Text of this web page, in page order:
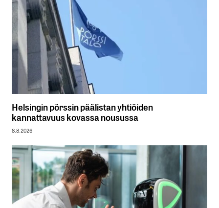
Helsingin pörssin päälistan yhtiöiden
kannattavuus kovassa nousussa
8.8.2026